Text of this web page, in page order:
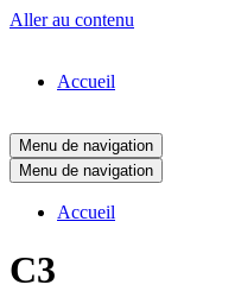
Aller au contenu
Accueil
Menu de navigation
Menu de navigation
Accueil
C3